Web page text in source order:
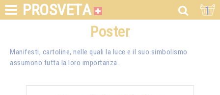
PROSVETA 1
Poster
Manifesti, cartoline, nelle quali la luce e il suo simbolismo
assumono tutta la loro importanza.